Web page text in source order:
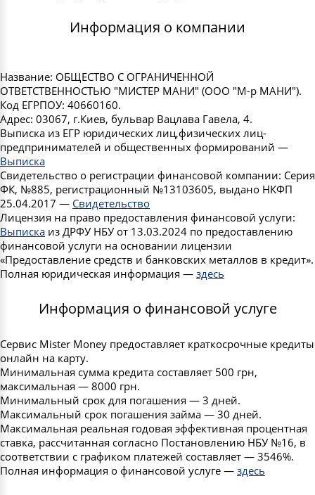
Информация о компании
Название: ОБЩЕСТВО С ОГРАНИЧЕННОЙ
ОТВЕТСТВЕННОСТЬЮ "МИСТЕР МАНИ" (ООО "М-р МАНИ").
Код ЕГРПОУ: 40660160.
Адрес: 03067, г.Киев, бульвар Вацлава Гавела, 4.
Выписка из ЕГР юридических лиц,физических лиц-
предпринимателей и общественных формирований —
Выписка
Свидетельство о регистрации финансовой компании: Серия
ФК, №885, регистрационный №13103605, выдано НКФП
25.04.2017 — Свидетельство
Лицензия на право предоставления финансовой услуги:
Выписка из ДРФУ НБУ от 13.03.2024 по предоставлению
финансовой услуги на основании лицензии
«Предоставление средств и банковских металлов в кредит».
Полная юридическая информация — здесь
Информация о финансовой услуге
Сервис Mister Money предоставляет краткосрочные кредиты
онлайн на карту.
Минимальная сумма кредита составляет 500 грн,
максимальная — 8000 грн.
Минимальный срок для погашения — 3 дней.
Максимальный срок погашения займа — 30 дней.
Максимальная реальная годовая эффективная процентная
ставка, рассчитанная согласно Постановлению НБУ №16, в
соответствии с графиком платежей составляет — 3546%.
Полная информация о финансовой услуге — здесь